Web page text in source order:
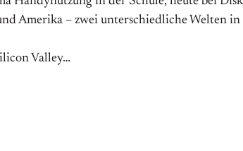
Amerika – zwei unterschiedliche Welten
Valley…